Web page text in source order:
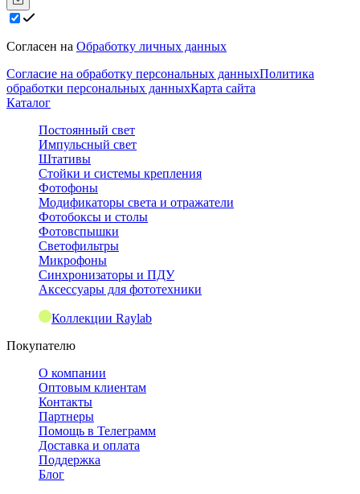
Согласен на Обработку личных данных
Согласие на обработку персональных данныхПолитика
обработки персональных данныхКарта сайта
Каталог
Постоянный свет
Импульсный свет
Штативы
Стойки и системы крепления
Фотофоны
Модификаторы света и отражатели
Фотобоксы и столы
Фотовспышки
Светофильтры
Микрофоны
Синхронизаторы и ПДУ
Аксессуары для фототехники
Коллекции Raylab
Покупателю
О компании
Оптовым клиентам
Контакты
Партнеры
Помощь в Телеграмм
Доставка и оплата
Поддержка
Блог